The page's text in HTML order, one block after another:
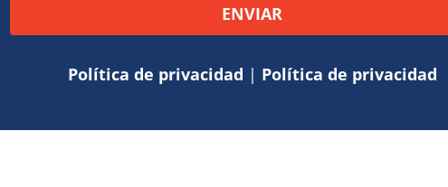
Política de privacidad | Política de privacidad